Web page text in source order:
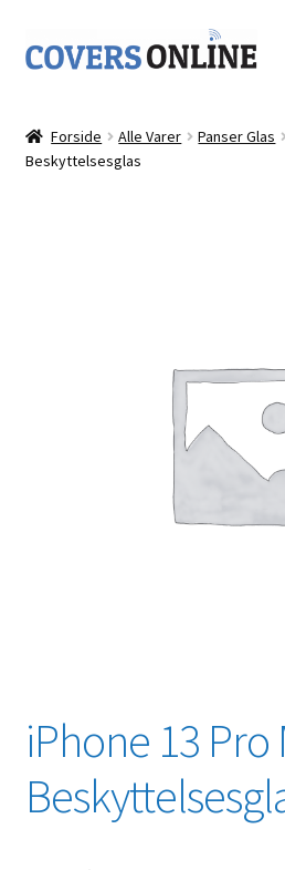
Spring
til
Spring
til
Shop
Forside Alle Varer Panser Glas
Beskyttelsesglas
iPhone 13 Pro